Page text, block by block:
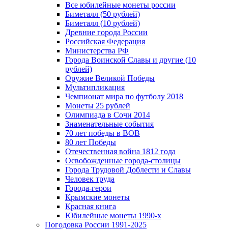
Все юбилейные монеты россии
Биметалл (50 рублей)
Биметалл (10 рублей)
Древние города России
Российская Федерация
Министерства РФ
Города Воинской Славы и другие (10
рублей)
Оружие Великой Победы
Мультипликация
Чемпионат мира по футболу 2018
Монеты 25 рублей
Олимпиада в Сочи 2014
Знаменательные события
70 лет победы в ВОВ
80 лет Победы
Отечественная война 1812 года
Освобожденные города-столицы
Города Трудовой Доблести и Славы
Человек труда
Города-герои
Крымские монеты
Красная книга
Юбилейные монеты 1990-х
Погодовка России 1991-2025